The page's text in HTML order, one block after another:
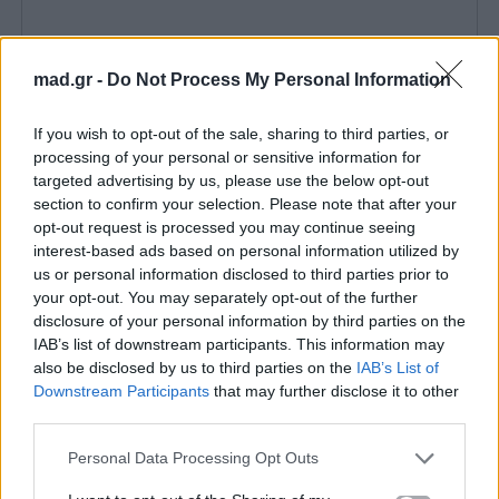
mad.gr - Do Not Process My Personal Information
If you wish to opt-out of the sale, sharing to third parties, or
processing of your personal or sensitive information for
targeted advertising by us, please use the below opt-out
section to confirm your selection. Please note that after your
opt-out request is processed you may continue seeing
interest-based ads based on personal information utilized by
us or personal information disclosed to third parties prior to
your opt-out. You may separately opt-out of the further
disclosure of your personal information by third parties on the
IAB’s list of downstream participants. This information may
also be disclosed by us to third parties on the IAB’s List of
Downstream Participants that may further disclose it to other
Personal Data Processing Opt Outs